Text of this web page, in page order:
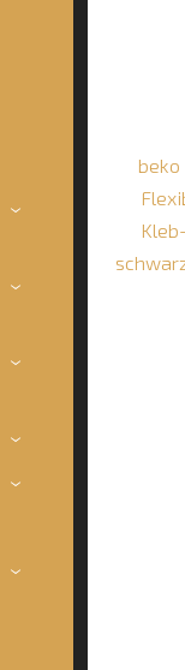
›
›
›
›
›
›
beko